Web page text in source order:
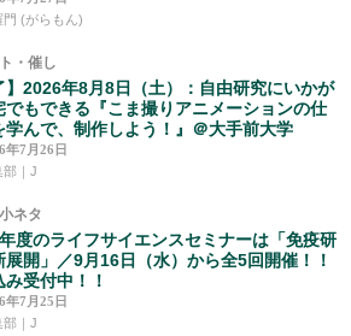
門 (がらもん)
・催し
】2026年8月8日（土）：自由研究にいかが
でもできる『こま撮りアニメーションの仕
学んで、制作しよう！』＠大手前大学
年7月26日
部｜J
ネタ
度のライフサイエンスセミナーは「免疫研
展開」／9月16日（水）から全5回開催！！
み受付中！！
年7月25日
部｜J